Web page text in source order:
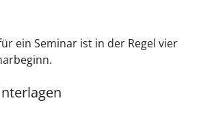
ein Seminar ist in der Regel vier